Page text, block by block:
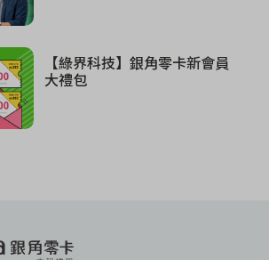
【綠界科技】銀角零卡新會員
大禮包